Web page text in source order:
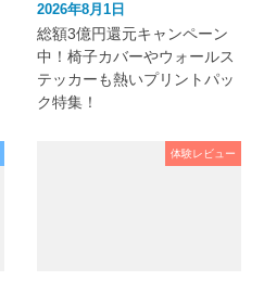
2026年8月1日
総額3億円還元キャンペーン
中！椅子カバーやウォールス
テッカーも熱いプリントパッ
ク特集！
体験レビュー